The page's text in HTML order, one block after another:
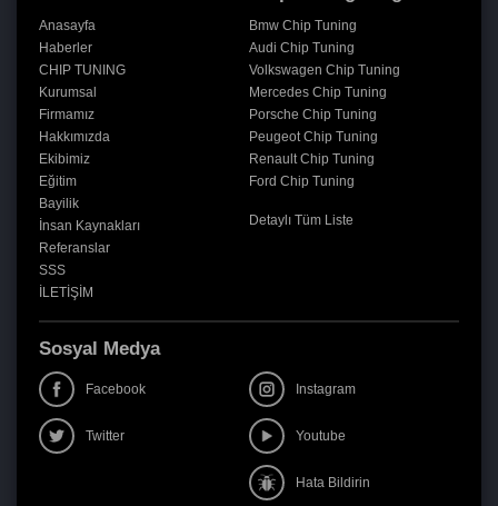
Anasayfa
Haberler
CHIP TUNING
Kurumsal
Firmamız
Hakkımızda
Ekibimiz
Eğitim
Bayilik
İnsan Kaynakları
Referanslar
SSS
İLETİŞİM
Bmw Chip Tuning
Audi Chip Tuning
Volkswagen Chip Tuning
Mercedes Chip Tuning
Porsche Chip Tuning
Peugeot Chip Tuning
Renault Chip Tuning
Ford Chip Tuning
Detaylı Tüm Liste
Sosyal Medya
Facebook Instagram
Twitter Youtube
Hata Bildirin